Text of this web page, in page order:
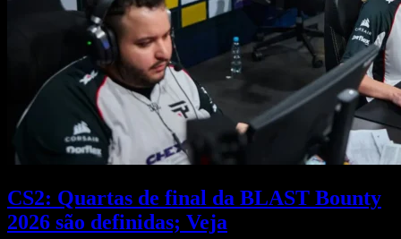
CS2: Quartas de final da BLAST Bounty
2026 são definidas; Veja